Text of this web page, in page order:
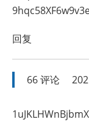
回复
66评论